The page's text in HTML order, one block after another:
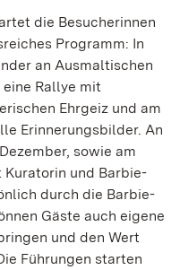
die Besucherinnen
Programm: In
an Ausmaltischen
Rallye mit
Ehrgeiz und am
Erinnerungsbilder. An
sowie am
Kuratorin und Barbie-
durch die Barbie-
Gäste auch eigene
und den Wert
Führungen starten